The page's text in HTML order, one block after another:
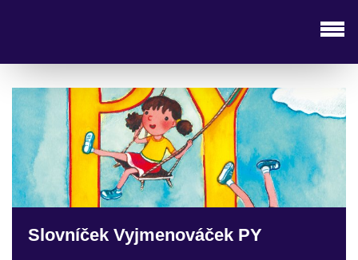
Slovníček Vyjmenováček PY